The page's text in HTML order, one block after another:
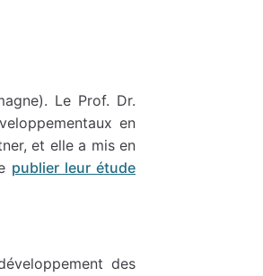
Le Prof. Dr.
en
et elle a mis en
publier leur étude
des